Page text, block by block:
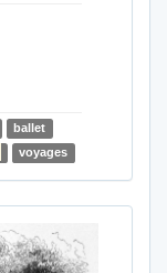
ballet
voyages